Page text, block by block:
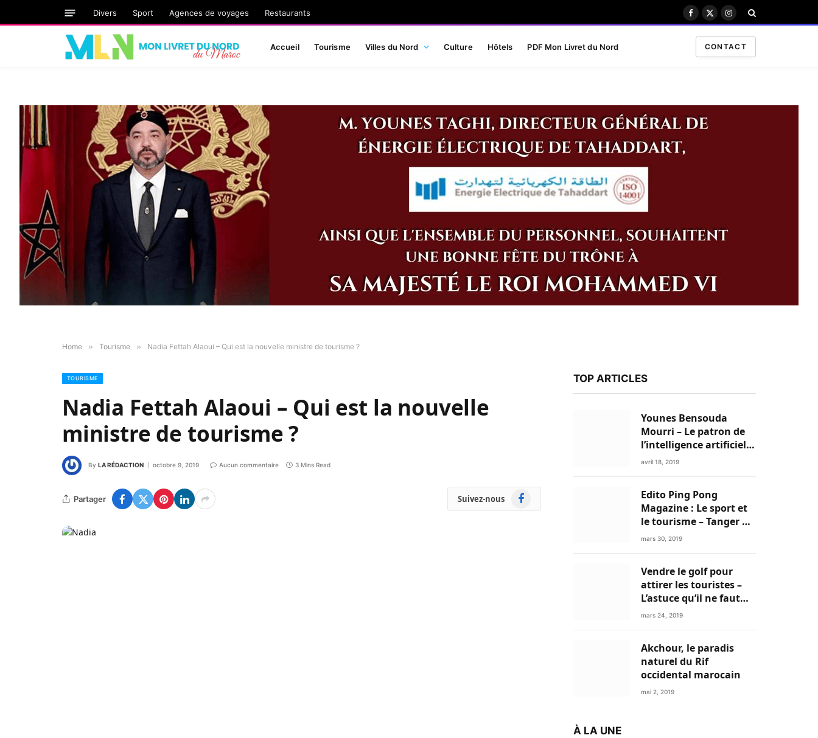
Divers Sport Agences de voyages Restaurants Facebook
X
Instagram
Accueil Tourisme Villes du Nord Culture Hôtels PDF Mon Livret du Nord CONTACT
Home » Tourisme » Nadia Fettah Alaoui – Qui est la nouvelle ministre de tourisme ?
TOURISME
Nadia Fettah Alaoui – Qui est la nouvelle
ministre de tourisme ?
By LA RÉDACTION octobre 9, 2019 Aucun commentaire 3 Mins Read
Partager Suivez-nous Facebook
TOP ARTICLES
Younes Bensouda
Mourri – Le patron de
l’intelligence artificielle
est un Marocain
avril 18, 2019
Edito Ping Pong
Magazine : Le sport et
le tourisme – Tanger a
tout pour réussir!
mars 30, 2019
Vendre le golf pour
attirer les touristes –
L’astuce qu’il ne faut
plus négliger
mars 24, 2019
Akchour, le paradis
naturel du Rif
occidental marocain
mai 2, 2019
À LA UNE